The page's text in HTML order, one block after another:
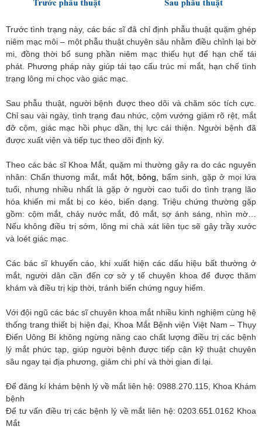
Trước tình trạng này, các bác sĩ đã chỉ định phẫu thuật quặm ghép
niêm mạc môi – một phẫu thuật chuyên sâu nhằm điều chỉnh lại bờ
mi, đồng thời bổ sung phần niêm mạc thiếu hụt để hạn chế tái
phát. Phương pháp này giúp tái tạo cấu trúc mi mắt, hạn chế tình
trạng lông mi chọc vào giác mạc.
Sau phẫu thuật, người bệnh được theo dõi và chăm sóc tích cực.
Chỉ sau vài ngày, tình trạng đau nhức, cộm vướng giảm rõ rệt, mắt
đỡ cộm, giác mạc hồi phục dần, thị lực cải thiện. Người bệnh đã
được xuất viện và tiếp tục theo dõi định kỳ.
Theo các bác sĩ Khoa Mắt, quặm mi thường gây ra do các nguyên
nhân: Chấn thương mắt, mắt hột, bỏng,
bẩm sinh, gặp ở mọi lứa
tuổi, nhưng nhiều nhất là gặp ở người cao tuổi do tình trạng lão
hóa khiến mi mắt bị co kéo, biến dạng. Triệu chứng thường gặp
gồm: cộm mắt, chảy nước mắt, đỏ mắt, sợ ánh sáng, nhìn mờ…
Nếu không điều trị sớm, lông mi chà xát liên tục sẽ gây trầy xước
và loét giác mạc.
Các bác sĩ khuyến cáo, khi xuất hiện các dấu hiệu bất thường ở
mắt, người dân cần đến cơ sở y tế chuyên khoa để được thăm
khám và điều trị kịp thời, tránh biến chứng nguy hiểm.
Với đội ngũ các bác sĩ chuyên khoa mắt nhiều kinh nghiệm cùng hệ
thống trang thiết bị hiện đại, Khoa Mắt Bệnh viện Việt Nam – Thụy
Điển Uông Bí không ngừng nâng cao chất lượng điều trị các bệnh
lý mắt phức tạp, giúp người bệnh được tiếp cận kỹ thuật chuyên
sâu ngay tại địa phương, giảm chi phí và thời gian đi lại.
Để đăng kí khám bệnh lý về mắt liên hệ: 0988.270.115, Khoa Khám
bệnh
Để tư vấn điều trị các bệnh lý về mắt liên hệ: 0203.651.0162 Khoa
Mắt